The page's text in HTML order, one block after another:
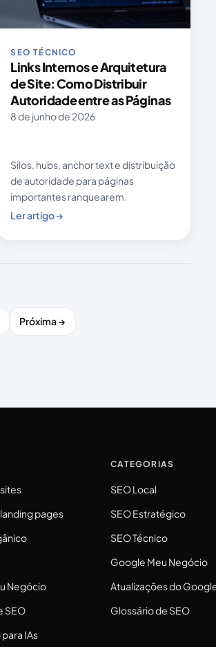
SEO TÉCNICO
Links Internos e Arquitetura
de Site: Como Distribuir
Autoridade entre as Páginas
8 de junho de 2026
Silos, hubs, anchor text e distribuição
de autoridade para páginas
importantes ranquearem.
Ler artigo →
Próxima →
pages
Negócio
SEO
IAs
CATEGORIAS
SEO Local
SEO Estratégico
SEO Técnico
Google Meu Negócio
Atualizações do
Glossário de SEO